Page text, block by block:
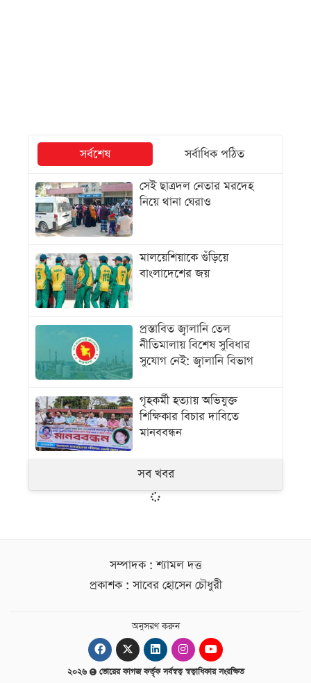
সর্বশেষ
সর্বাধিক পঠিত
সেই ছাত্রদল নেতার মরদেহ
নিয়ে থানা ঘেরাও
মালয়েশিয়াকে গুঁড়িয়ে
বাংলাদেশের জয়
প্রস্তাবিত জ্বালানি তেল
নীতিমালায় বিশেষ সুবিধার
সুযোগ নেই: জ্বালানি বিভাগ
গৃহকর্মী হত্যায় অভিযুক্ত
শিক্ষিকার বিচার দাবিতে
মানববন্ধন
সব খবর
সম্পাদক : শ্যামল দত্ত
প্রকাশক : সাবের হোসেন চৌধুরী
অনুসরণ করুন
২০২৬ ভোরের কাগজ কর্তৃক সর্বস্বত্ব স্বত্বাধিকার সংরক্ষিত